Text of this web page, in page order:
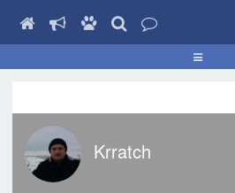
Krratch